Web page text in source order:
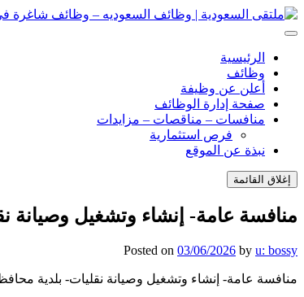
انتقل
إلى
الرئيسية
وظائف
أعلن عن وظيفة
صفحة إدارة الوظائف
منافسات – مناقصات – مزايدات
فرص استثمارية
نبذة عن الموقع
إغلاق القائمة
منافسة عامة- إنشاء وتشغيل وصيانة
Posted on 03/06/2026 by u: bossy
منافسة عامة- إنشاء وتشغيل وصيانة نقليات- بلدية